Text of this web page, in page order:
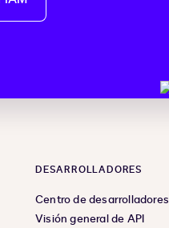
DESARROLLADORES
Centro de desarrolladores
Visión general de API